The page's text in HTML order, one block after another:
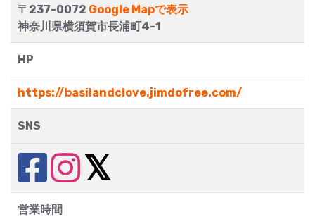
〒237-0072 Google Mapで表示
神奈川県横須賀市長浦町4-1
HP
https://basilandclove.jimdofree.com/
SNS
営業時間